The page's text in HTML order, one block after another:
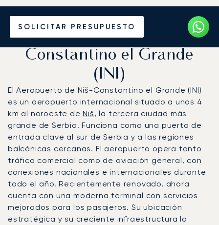
SOLICITAR PRESUPUESTO
Vuele en Jet Privado al
Aeropuerto de Niš-
Constantino el Grande
(INI)
El Aeropuerto de Niš-Constantino el Grande (INI)
es un aeropuerto internacional situado a unos 4
km al noroeste deNiš, la tercera ciudad más
grande de Serbia. Funciona como una puerta de
entrada clave al sur de Serbia y a las regiones
balcánicas cercanas. El aeropuerto opera tanto
tráfico comercial como de aviación general, con
conexiones nacionales e internacionales durante
todo el año. Recientemente renovado, ahora
cuenta con una moderna terminal con servicios
mejorados para los pasajeros. Su ubicación
estratégica y su creciente infraestructura lo